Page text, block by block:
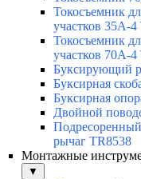
Токосъемник
участков 35А-4
Токосъемник
участков 70А-4
Буксирующий
Буксирная
Буксирная
Двойной
рычаг TR8538
Монтажные
▼